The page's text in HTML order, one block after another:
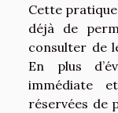
Cette
déjà de
consulter de
En plus
immédiate
réservées de